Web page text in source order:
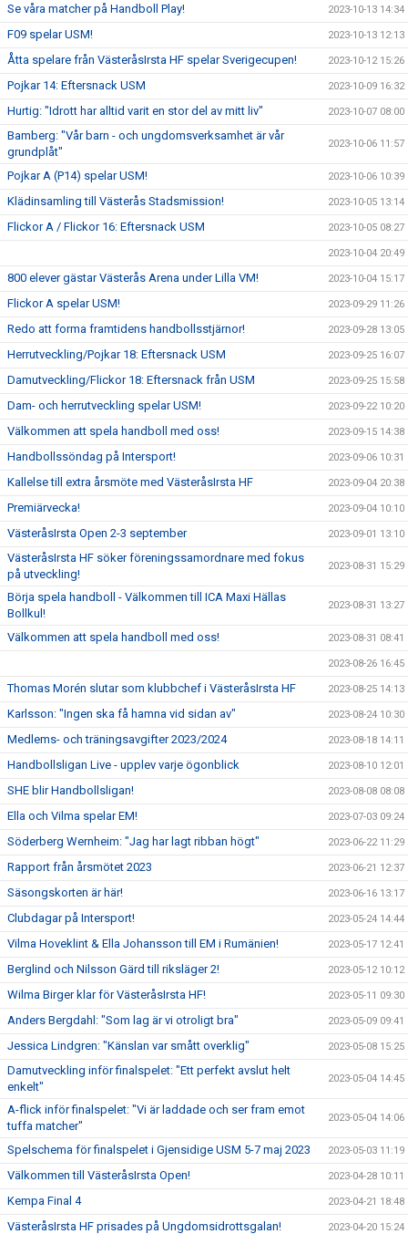
Se våra matcher på Handboll Play! 2023-10-13 14:34
F09 spelar USM! 2023-10-13 12:13
Åtta spelare från VästeråsIrsta HF spelar Sverigecupen! 2023-10-12 15:26
Pojkar 14: Eftersnack USM 2023-10-09 16:32
Hurtig: "Idrott har alltid varit en stor del av mitt liv" 2023-10-07 08:00
Bamberg: "Vår barn - och ungdomsverksamhet är vår
grundplåt"
2023-10-06 11:57
Pojkar A (P14) spelar USM! 2023-10-06 10:39
Klädinsamling till Västerås Stadsmission! 2023-10-05 13:14
Flickor A / Flickor 16: Eftersnack USM 2023-10-05 08:27
2023-10-04 20:49
800 elever gästar Västerås Arena under Lilla VM! 2023-10-04 15:17
Flickor A spelar USM! 2023-09-29 11:26
Redo att forma framtidens handbollsstjärnor! 2023-09-28 13:05
Herrutveckling/Pojkar 18: Eftersnack USM 2023-09-25 16:07
Damutveckling/Flickor 18: Eftersnack från USM 2023-09-25 15:58
Dam- och herrutveckling spelar USM! 2023-09-22 10:20
Välkommen att spela handboll med oss! 2023-09-15 14:38
Handbollssöndag på Intersport! 2023-09-06 10:31
Kallelse till extra årsmöte med VästeråsIrsta HF 2023-09-04 20:38
Premiärvecka! 2023-09-04 10:10
VästeråsIrsta Open 2-3 september 2023-09-01 13:10
VästeråsIrsta HF söker föreningssamordnare med fokus
på utveckling!
2023-08-31 15:29
Börja spela handboll - Välkommen till ICA Maxi Hällas
Bollkul!
2023-08-31 13:27
Välkommen att spela handboll med oss! 2023-08-31 08:41
2023-08-26 16:45
Thomas Morén slutar som klubbchef i VästeråsIrsta HF 2023-08-25 14:13
Karlsson: "Ingen ska få hamna vid sidan av" 2023-08-24 10:30
Medlems- och träningsavgifter 2023/2024 2023-08-18 14:11
Handbollsligan Live - upplev varje ögonblick 2023-08-10 12:01
SHE blir Handbollsligan! 2023-08-08 08:08
Ella och Vilma spelar EM! 2023-07-03 09:24
Söderberg Wernheim: "Jag har lagt ribban högt" 2023-06-22 11:29
Rapport från årsmötet 2023 2023-06-21 12:37
Säsongskorten är här! 2023-06-16 13:17
Clubdagar på Intersport! 2023-05-24 14:44
Vilma Hoveklint & Ella Johansson till EM i Rumänien! 2023-05-17 12:41
Berglind och Nilsson Gärd till riksläger 2! 2023-05-12 10:12
Wilma Birger klar för VästeråsIrsta HF! 2023-05-11 09:30
Anders Bergdahl: "Som lag är vi otroligt bra" 2023-05-09 09:41
Jessica Lindgren: "Känslan var smått overklig" 2023-05-08 15:25
Damutveckling inför finalspelet: "Ett perfekt avslut helt
enkelt"
2023-05-04 14:45
A-flick inför finalspelet: "Vi är laddade och ser fram emot
tuffa matcher"
2023-05-04 14:06
Spelschema för finalspelet i Gjensidige USM 5-7 maj 2023 2023-05-03 11:19
Välkommen till VästeråsIrsta Open! 2023-04-28 10:11
Kempa Final 4 2023-04-21 18:48
VästeråsIrsta HF prisades på Ungdomsidrottsgalan! 2023-04-20 15:24